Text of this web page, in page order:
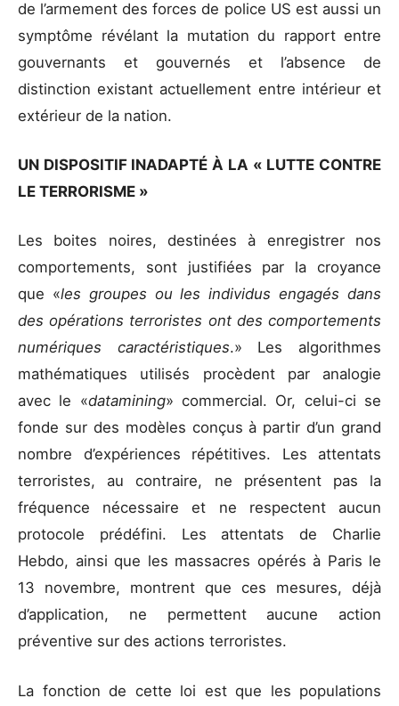
de l’armement des forces de police US est aussi un
symptôme révélant la mutation du rapport entre
gouvernants et gouvernés et l’absence de
distinction existant actuellement entre intérieur et
extérieur de la nation.
UN DISPOSITIF INADAPTÉ À LA « LUTTE CONTRE
LE TERRORISME »
Les boites noires, destinées à enregistrer nos
comportements, sont justifiées par la croyance
que «les groupes ou les individus engagés dans
des opérations terroristes ont des comportements
numériques caractéristiques.» Les algorithmes
mathématiques utilisés procèdent par analogie
avec le «datamining» commercial. Or, celui-ci se
fonde sur des modèles conçus à partir d’un grand
nombre d’expériences répétitives. Les attentats
terroristes, au contraire, ne présentent pas la
fréquence nécessaire et ne respectent aucun
protocole prédéfini. Les attentats de Charlie
Hebdo, ainsi que les massacres opérés à Paris le
13 novembre, montrent que ces mesures, déjà
d’application, ne permettent aucune action
préventive sur des actions terroristes.
La fonction de cette loi est que les populations